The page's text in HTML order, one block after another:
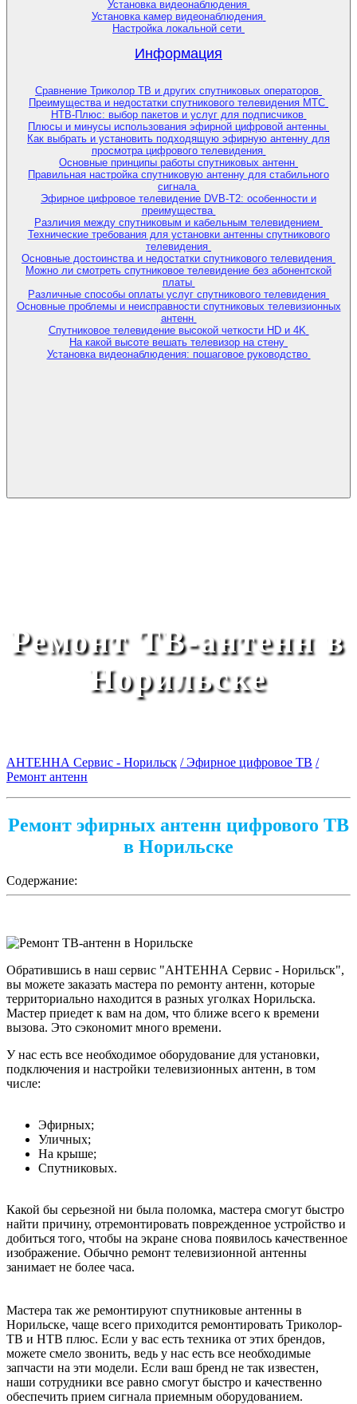
Установка видеонаблюдения
Установка камер видеонаблюдения
Настройка локальной сети
Информация
Сравнение Триколор ТВ и других спутниковых операторов
Преимущества и недостатки спутникового телевидения МТС
НТВ-Плюс: выбор пакетов и услуг для подписчиков
Плюсы и минусы использования эфирной цифровой антенны
Как выбрать и установить подходящую эфирную антенну для
просмотра цифрового телевидения
Основные принципы работы спутниковых антенн
Правильная настройка спутниковую антенну для стабильного
сигнала
Эфирное цифровое телевидение DVB-T2: особенности и
преимущества
Различия между спутниковым и кабельным телевидением
Технические требования для установки антенны спутникового
телевидения
Основные достоинства и недостатки спутникового телевидения
Можно ли смотреть спутниковое телевидение без абонентской
платы
Различные способы оплаты услуг спутникового телевидения
Основные проблемы и неисправности спутниковых телевизионных
антенн
Спутниковое телевидение высокой четкости HD и 4K
На какой высоте вешать телевизор на стену
Установка видеонаблюдения: пошаговое руководство
Ремонт ТВ-антенн в
Норильске
АНТЕННА Сервис - Норильск / Эфирное цифровое ТВ /
Ремонт антенн
Ремонт эфирных антенн цифрового ТВ
в Норильске
Содержание:
Обратившись в наш сервис "АНТЕННА Сервис - Норильск",
вы можете заказать мастера по ремонту антенн, которые
территориально находится в разных уголках Норильска.
Мастер приедет к вам на дом, что ближе всего к времени
вызова. Это сэкономит много времени.
У нас есть все необходимое оборудование для установки,
подключения и настройки телевизионных антенн, в том
числе:
Эфирных;
Уличных;
На крыше;
Спутниковых.
Какой бы серьезной ни была поломка, мастера смогут быстро
найти причину, отремонтировать поврежденное устройство и
добиться того, чтобы на экране снова появилось качественное
изображение. Обычно ремонт телевизионной антенны
занимает не более часа.
Мастера так же ремонтируют спутниковые антенны в
Норильске, чаще всего приходится ремонтировать Триколор-
ТВ и НТВ плюс. Если у вас есть техника от этих брендов,
можете смело звонить, ведь у нас есть все необходимые
запчасти на эти модели. Если ваш бренд не так известен,
наши сотрудники все равно смогут быстро и качественно
обеспечить прием сигнала приемным оборудованием.